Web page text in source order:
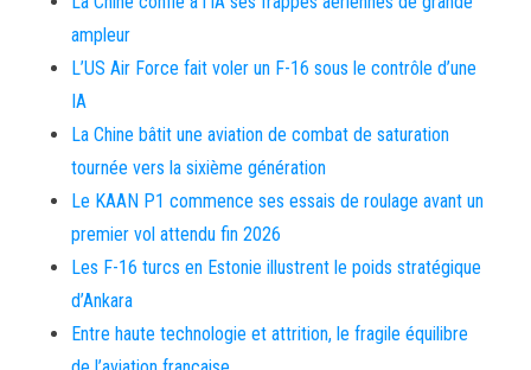
ampleur
L’US Air Force fait voler un F-16 sous le contrôle d’une
IA
La Chine bâtit une aviation de combat de saturation
tournée vers la sixième génération
Le KAAN P1 commence ses essais de roulage avant un
premier vol attendu fin 2026
Les F-16 turcs en Estonie illustrent le poids stratégique
d’Ankara
Entre haute technologie et attrition, le fragile équilibre